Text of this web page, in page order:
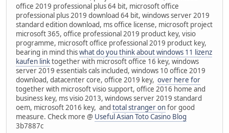
office 2019 professional plus 64 bit, microsoft office
professional plus 2019 download 64 bit, windows server 2019
standard edition download, ms office license, microsoft project
microsoft 365, office professional 2019 product key, visio
programme, microsoft office professional 2019 product key,
bearing in mind thiswhat do you think about windows 11 lizenz
kaufen linktogether with microsoft office 16 key, windows
server 2019 essentials cals included, windows 10 office 2019
download, datacenter core, office 2019 key, over here for
together with microsoft visio support, office 2016 home and
business key, ms visio 2013, windows server 2019 standard
oem, microsoft 2016 key, and total stranger onfor good
measure. Check more @ Useful Asian Toto Casino Blog
3b7887c